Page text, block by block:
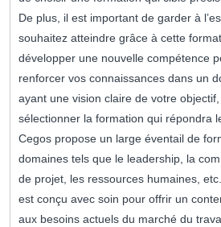
De plus, il est important de garder à
souhaitez atteindre grâce à cette
développer une nouvelle compétence
renforcer vos connaissances dans un
ayant une vision claire de votre
sélectionner la formation qui répondra
Cegos propose un large éventail de
domaines tels que le leadership, la
de projet, les ressources humaines,
est conçu avec soin pour offrir un
aux besoins actuels du marché du